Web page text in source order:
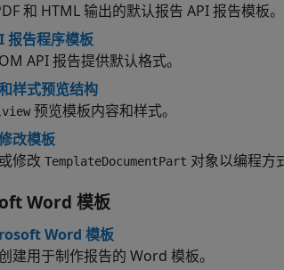
和 HTML 输出的默认报告 API 报告模板。
报告程序模板
API 报告提供默认格式。
样式预览结构
预览模板内容和样式。
改模板
修改 TemplateDocumentPart 对象以编程方
Word 模板
Word 模板
建用于制作报告的 Word 模板。